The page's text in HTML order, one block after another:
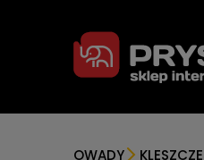
OWADY